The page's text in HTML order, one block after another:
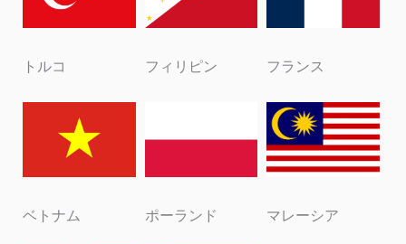
トルコ フィリピン フランス
ベトナム ポーランド マレーシア